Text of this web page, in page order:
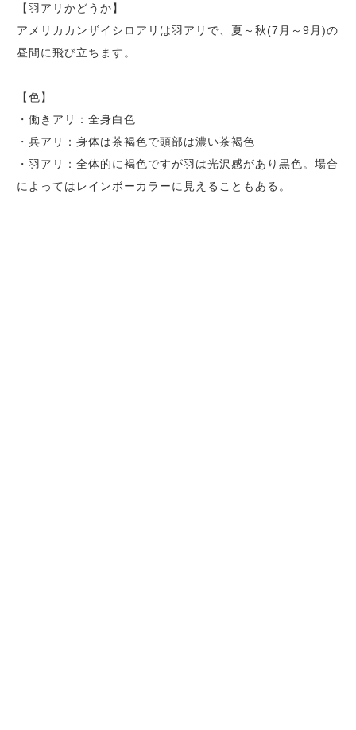
【羽アリかどうか】
アメリカカンザイシロアリは羽アリで、夏～秋(7月～9月)の
昼間に飛び立ちます。
【色】
・働きアリ：全身白色
・兵アリ：身体は茶褐色で頭部は濃い茶褐色
・羽アリ：全体的に褐色ですが羽は光沢感があり黒色。場合
によってはレインボーカラーに見えることもある。